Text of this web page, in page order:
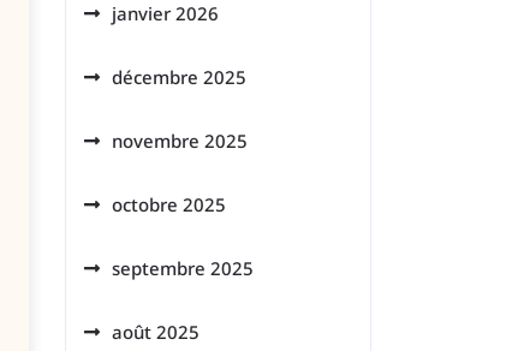
janvier 2026
décembre 2025
novembre 2025
octobre 2025
septembre 2025
août 2025